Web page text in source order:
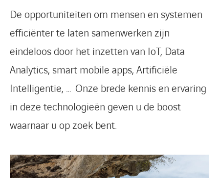
De opportuniteiten om mensen en systemen
efficiënter te laten samenwerken zijn
eindeloos door het inzetten van IoT, Data
Analytics, smart mobile apps, Artificiële
Intelligentie, … Onze brede kennis en ervaring
in deze technologieën geven u de boost
waarnaar u op zoek bent.